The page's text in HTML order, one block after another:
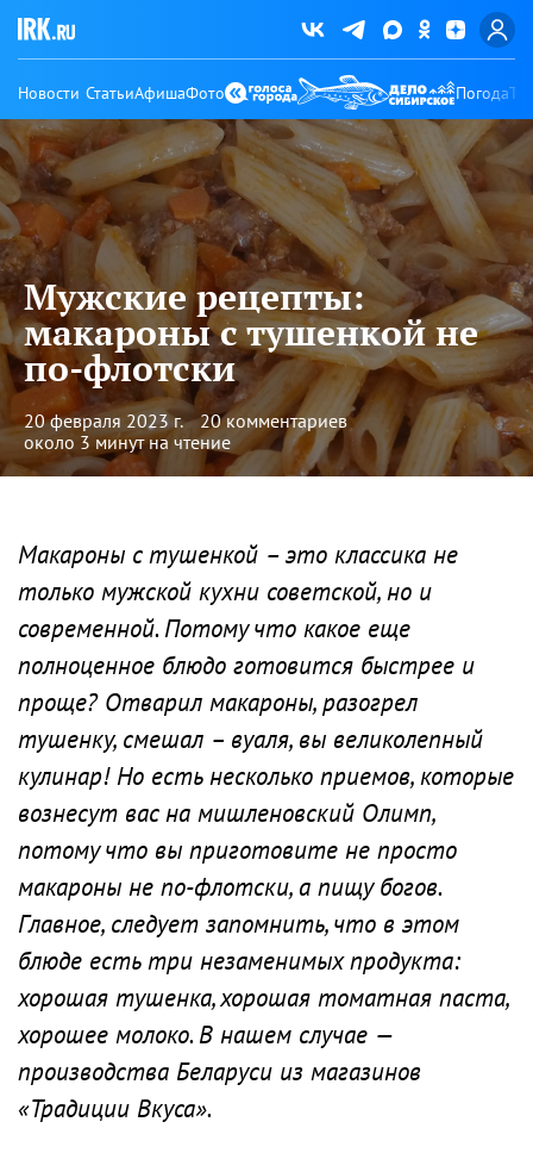
Новости СтатьиАфишаФото Погода
Мужские рецепты:
макароны с тушенкой не
по-флотски
20 февраля 2023 г.
20 комментариев
около 3 минут на чтение
Макароны с тушенкой – это классика не
только мужской кухни советской, но и
современной. Потому что какое еще
полноценное блюдо готовится быстрее и
проще? Отварил макароны, разогрел
тушенку, смешал – вуаля, вы великолепный
кулинар! Но есть несколько приемов, которые
вознесут вас на мишленовский Олимп,
потому что вы приготовите не просто
макароны не по-флотски, а пищу богов.
Главное, следует запомнить, что в этом
блюде есть три незаменимых продукта:
хорошая тушенка, хорошая томатная паста,
хорошее молоко. В нашем случае —
производства Беларуси из магазинов
«Традиции Вкуса».